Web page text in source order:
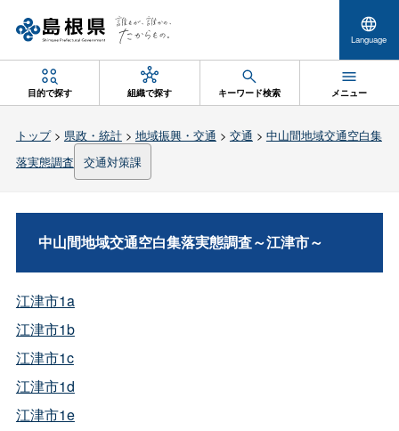
Language
目的で探す 組織で探す キーワード検索 メニュー
トップ> 県政・統計> 地域振興・交通 > 交通 > 中山間地域交通空白集
落実態調査
交通対策課
中山間地域交通空白集落実態調査～江津市～
江津市1a
江津市1b
江津市1c
江津市1d
江津市1e